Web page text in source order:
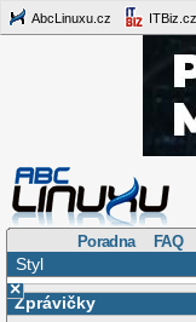
AbcLinuxu.cz ITBiz.cz
Poradna FAQ
Styl
×
Zprávičky